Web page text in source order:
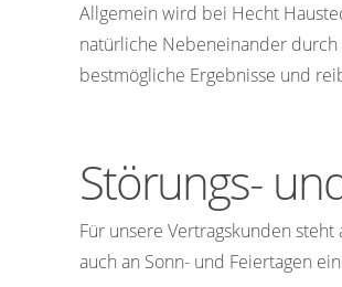
Allgemein wird bei Hecht
natürliche Nebeneinander
bestmögliche Ergebnisse und
Störungs-
Für unsere Vertragskunden steht
auch an Sonn- und Feiertagen